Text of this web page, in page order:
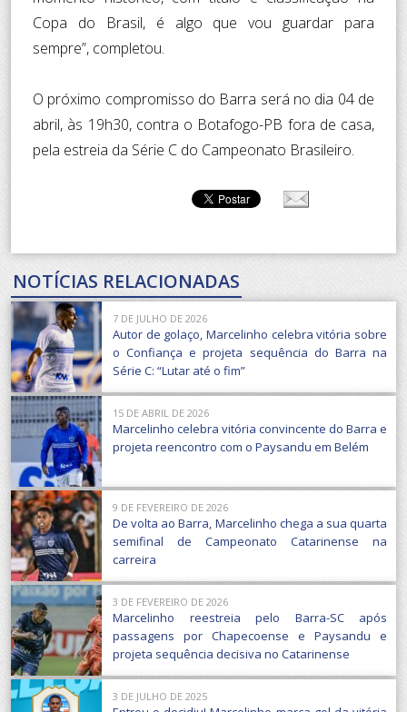
Copa do Brasil, é algo que vou guardar para
sempre”, completou.
O próximo compromisso do Barra será no dia 04 de
abril, às 19h30, contra o Botafogo-PB fora de casa,
pela estreia da Série C do Campeonato Brasileiro.
NOTÍCIAS RELACIONADAS
7 DE JULHO DE 2026
Autor de golaço, Marcelinho celebra vitória sobre
o Confiança e projeta sequência do Barra na
Série C: “Lutar até o fim”
15 DE ABRIL DE 2026
Marcelinho celebra vitória convincente do Barra e
projeta reencontro com o Paysandu em Belém
9 DE FEVEREIRO DE 2026
De volta ao Barra, Marcelinho chega a sua quarta
semifinal de Campeonato Catarinense na
carreira
3 DE FEVEREIRO DE 2026
Marcelinho reestreia pelo Barra-SC após
passagens por Chapecoense e Paysandu e
projeta sequência decisiva no Catarinense
3 DE JULHO DE 2025